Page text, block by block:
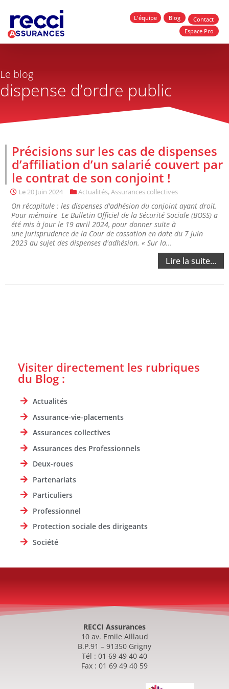
L'équipe Blog
Contact
Espace Pro
Le blog
dispense d’ordre public
Précisions sur les cas de dispenses
d’affiliation d’un salarié couvert par
le contrat de son conjoint !
Le20 Juin 2024 Actualités, Assurances collectives
On récapitule : les dispenses d'adhésion du conjoint ayant droit.
Pour mémoire Le Bulletin Officiel de la Sécurité Sociale (BOSS) a
été mis à jour le 19 avril 2024, pour donner suite à
une jurisprudence de la Cour de cassation en date du 7 juin
2023 au sujet des dispenses d'adhésion. « Sur la...
Lire la suite...
Visiter directement les rubriques
du Blog :
Actualités
Assurance-vie-placements
Assurances collectives
Assurances des Professionnels
Deux-roues
Partenariats
Particuliers
Professionnel
Protection sociale des dirigeants
Société
RECCI Assurances
10 av. Emile Aillaud
B.P.91 – 91350 Grigny
Tél : 01 69 49 40 40
Fax : 01 69 49 40 59